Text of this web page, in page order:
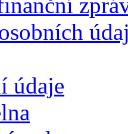
údaje